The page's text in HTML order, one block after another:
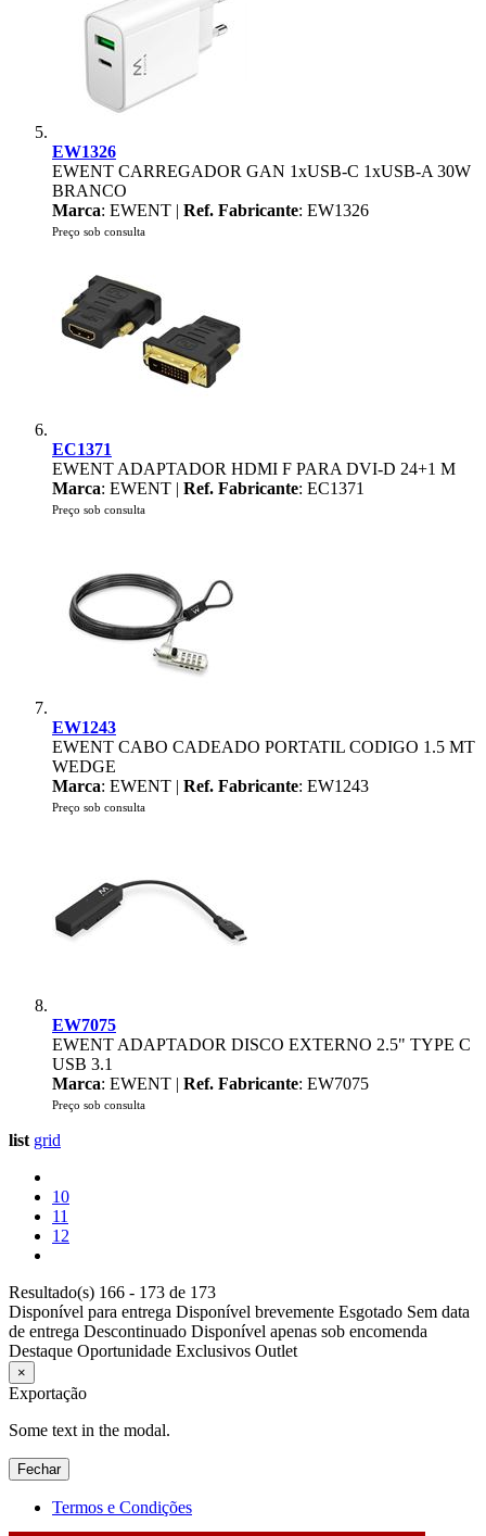
EW1326
EWENT CARREGADOR GAN 1xUSB-C 1xUSB-A 30W
BRANCO
Marca: EWENT | Ref. Fabricante: EW1326
Preço sob consulta
EC1371
EWENT ADAPTADOR HDMI F PARA DVI-D 24+1 M
Marca: EWENT | Ref. Fabricante: EC1371
Preço sob consulta
EW1243
EWENT CABO CADEADO PORTATIL CODIGO 1.5 MT
WEDGE
Marca: EWENT | Ref. Fabricante: EW1243
Preço sob consulta
EW7075
EWENT ADAPTADOR DISCO EXTERNO 2.5" TYPE C
USB 3.1
Marca: EWENT | Ref. Fabricante: EW7075
Preço sob consulta
list grid
10
11
12
Resultado(s) 166 - 173 de 173
Disponível para entrega Disponível brevemente Esgotado Sem data
de entrega Descontinuado Disponível apenas sob encomenda
Destaque Oportunidade Exclusivos Outlet
×
Exportação
Some text in the modal.
Fechar
Termos e Condições